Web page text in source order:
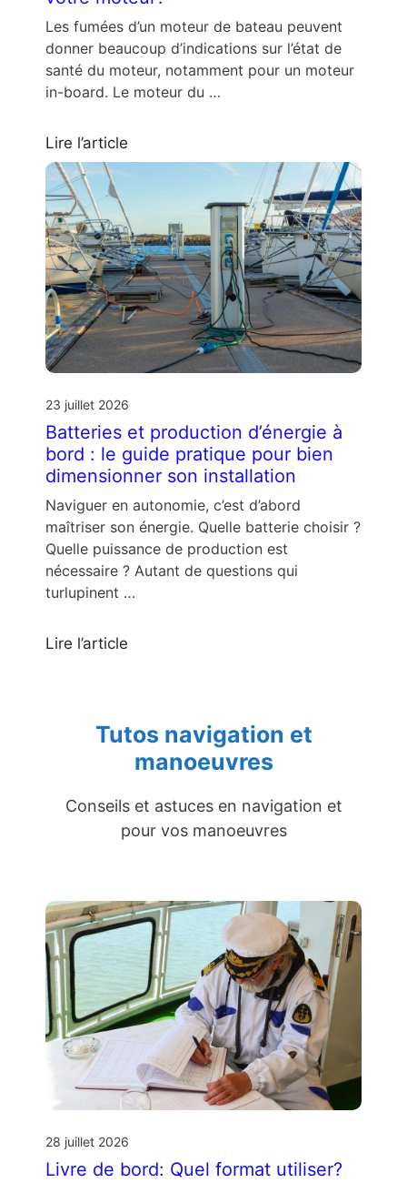
Les fumées d’un moteur de bateau peuvent
donner beaucoup d’indications sur l’état de
santé du moteur, notamment pour un moteur
in-board. Le moteur du …
Lire l’article
23 juillet 2026
Batteries et production d’énergie à
bord : le guide pratique pour bien
dimensionner son installation
Naviguer en autonomie, c’est d’abord
maîtriser son énergie. Quelle batterie choisir ?
Quelle puissance de production est
nécessaire ? Autant de questions qui
turlupinent …
Lire l’article
Tutos navigation et
manoeuvres
Conseils et astuces en navigation et
pour vos manoeuvres
28 juillet 2026
Livre de bord: Quel format utiliser?